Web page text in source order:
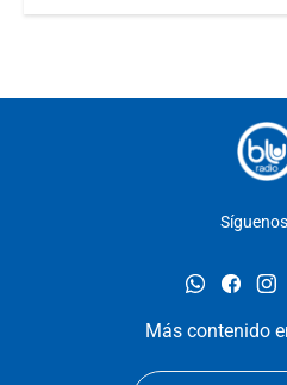
whatsapp
Más contenido